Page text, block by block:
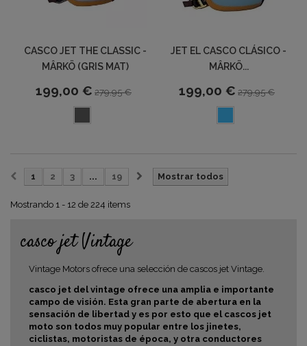
CASCO JET THE CLASSIC -
MÂRKÖ (GRIS MAT)
199,00 € 279,95 €
JET EL CASCO CLÁSICO -
MÂRKÖ...
199,00 € 279,95 €
Mostrar todos
1 2 3 ... 19
Mostrando 1 - 12 de 224 items
casco jet Vintage
Vintage Motors ofrece una selección de cascos jet Vintage.
casco jet del vintage ofrece una amplia e importante
campo de visión. Esta gran parte de abertura en la
sensación de libertad y es por esto que el cascos jet
moto son todos muy popular entre los jinetes,
ciclistas, motoristas de época, y otra conductores